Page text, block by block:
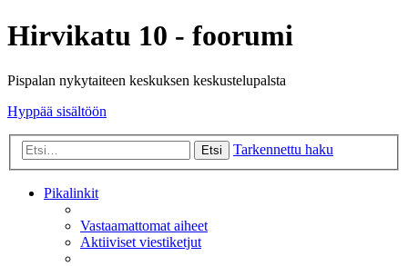
Hirvikatu 10 - foorumi
Pispalan nykytaiteen keskuksen keskustelupalsta
Hyppää sisältöön
Etsi Tarkennettu haku
Pikalinkit
Vastaamattomat aiheet
Aktiiviset viestiketjut